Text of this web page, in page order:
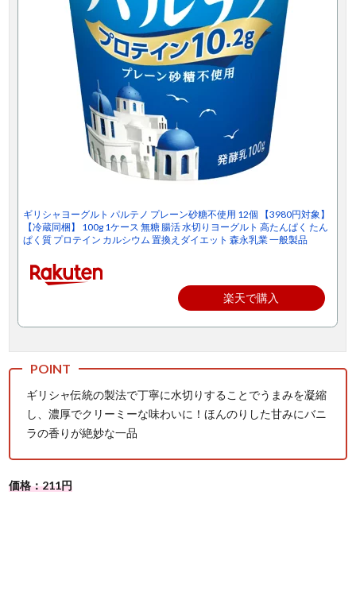
ギリシャヨーグルト パルテノ プレーン砂糖不使用 12個 【3980円対象】
【冷蔵同梱】 100g 1ケース 無糖 腸活 水切りヨーグルト 高たんぱく たん
ぱく質 プロテイン カルシウム 置換えダイエット 森永乳業 一般製品
楽天で購入
ギリシャ伝統の製法で丁寧に水切りすることでうまみを凝縮
し、濃厚でクリーミーな味わいに！ほんのりした甘みにバニ
ラの香りが絶妙な一品
価格：211円